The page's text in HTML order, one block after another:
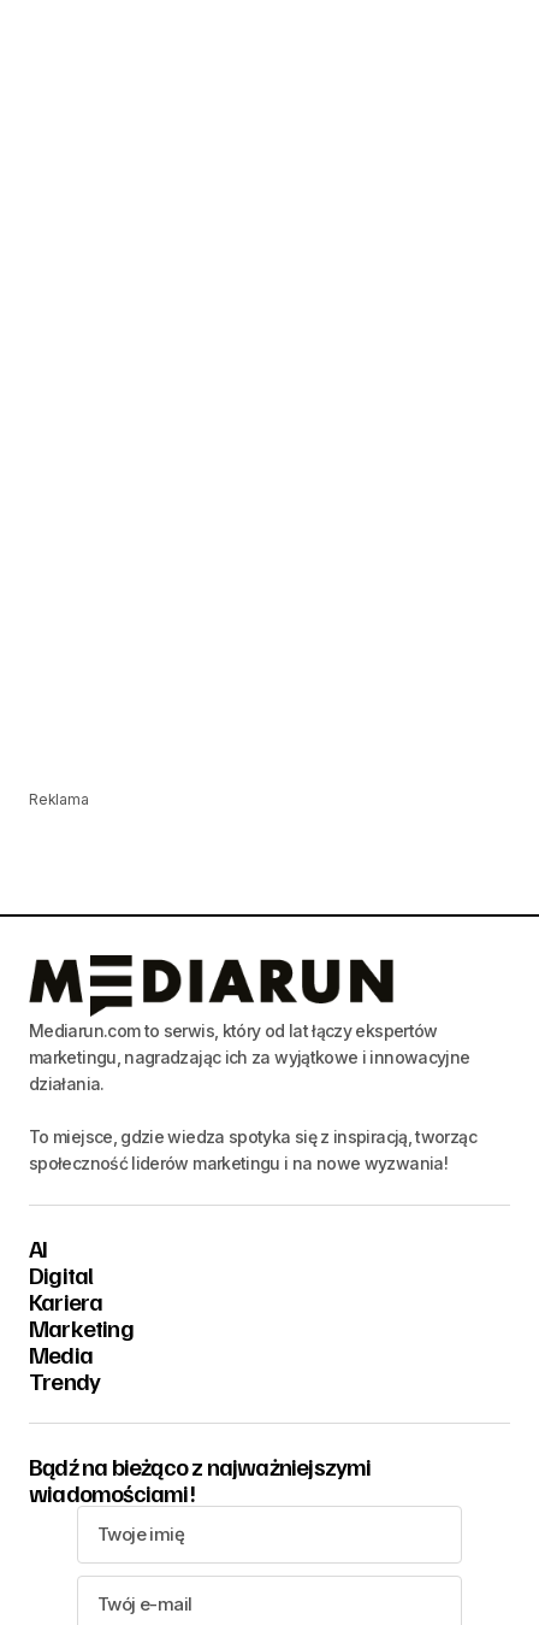
Reklama
Mediarun.com to serwis, który od lat łączy ekspertów
marketingu, nagradzając ich za wyjątkowe i innowacyjne
działania.
To miejsce, gdzie wiedza spotyka się z inspiracją, tworząc
społeczność liderów marketingu i na nowe wyzwania!
AI
Digital
Kariera
Marketing
Media
Trendy
Bądź na bieżąco z najważniejszymi
wiadomościami!